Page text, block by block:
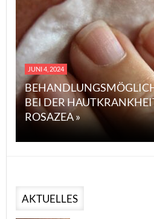
JUNI 4, 2024
BEI DER
ROSAZEA »
AKTUELLES